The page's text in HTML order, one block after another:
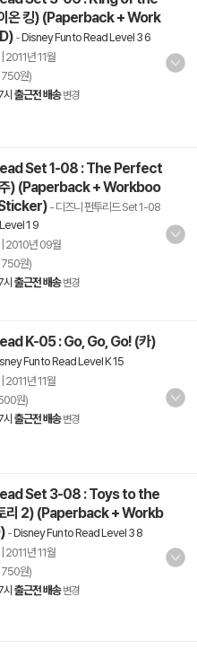
온 킹) (Paperback + Work
-Disney Fun to Read Level 3 6
2011년 11월
750원)
출근전 배송 변경
Set 1-08 : The Perfect
) (Paperback + Workboo
- 디즈니 펀투리드 Set 1-08
1 9
2010년 09월
750원)
출근전 배송 변경
K-05 : Go, Go, Go! (카)
Fun to Read Level K 15
2011년 11월
원)
출근전 배송 변경
Set 3-08 : Toys to the
리 2) (Paperback + Workb
-Disney Fun to Read Level 3 8
2011년 11월
750원)
출근전 배송 변경